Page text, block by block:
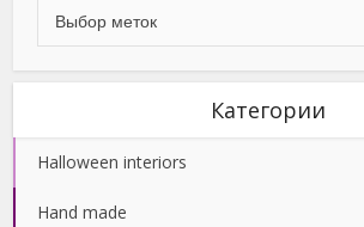
Категории
Halloween interiors
Hand made